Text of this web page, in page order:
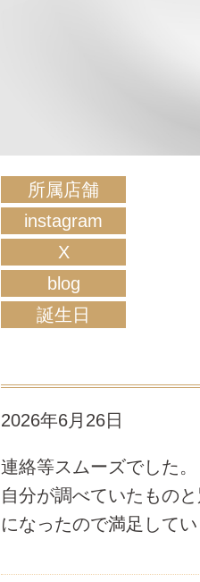
所属店舗
instagram
X
blog
誕生日
2026年6月26日
連絡等スムーズでした。
自分が調べていたもの
になったので満足してい